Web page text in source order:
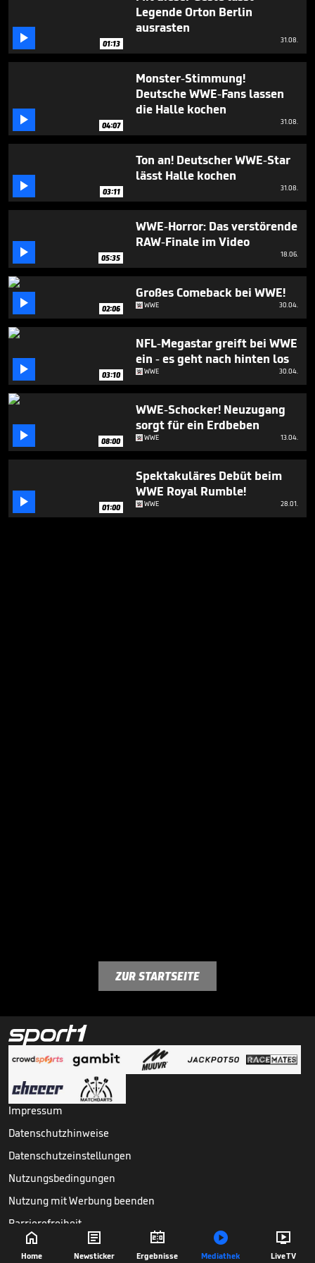
seconds
 01:13
Legende Orton Berlin
ausrasten
31.08.
 04:07
Monster-Stimmung!
Deutsche WWE-Fans lassen
die Halle kochen
31.08.
 03:11
Ton an! Deutscher WWE-Star
lässt Halle kochen
31.08.
 05:35
WWE-Horror: Das verstörende
RAW-Finale im Video
18.06.
 02:06
Großes Comeback bei WWE!
WWE 30.04.
 03:10
NFL-Megastar greift bei WWE
ein - es geht nach hinten los
WWE 30.04.
 08:00
WWE-Schocker! Neuzugang
sorgt für ein Erdbeben
WWE 13.04.
 01:00
Spektakuläres Debüt beim
WWE Royal Rumble!
WWE 28.01.

Home

Newsticker

Ergebnisse

Mediathek

Live TV
ZUR STARTSEITE
Impressum
Datenschutzhinweise
Datenschutzeinstellungen
Nutzungsbedingungen
Nutzung mit Werbung beenden
Barrierefreiheit
Copyright © Sport1 GmbH. Alle Rechte vorbehalten.